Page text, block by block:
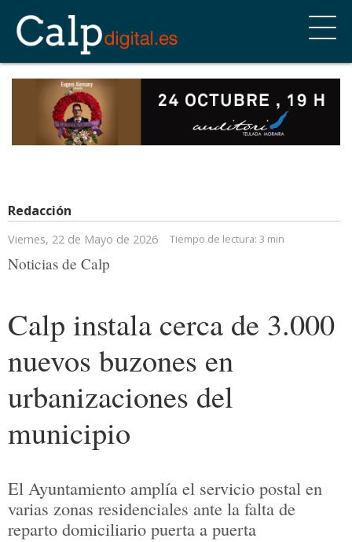
Redacción
Viernes, 22 de Mayo de 2026 Tiempo de lectura: 3 min
Noticias de Calp
Calp instala cerca de 3.000
nuevos buzones en
urbanizaciones del
municipio
El Ayuntamiento amplía el servicio postal en
varias zonas residenciales ante la falta de
reparto domiciliario puerta a puerta